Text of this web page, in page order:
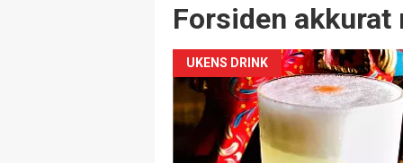
Forsiden akkurat
UKENS DRINK